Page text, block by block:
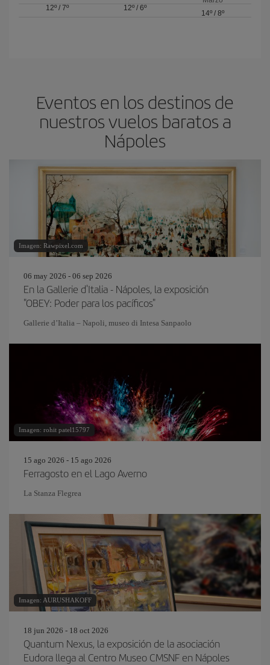
12º /7º 12º / 6º
14º/ 8º
Eventos en los destinos de
nuestros vuelos baratos a
Nápoles
Imagen: Rawpixel.com
06 may 2026 - 06 sep 2026
En la Gallerie d'Italia - Nápoles, la exposición
"OBEY: Poder para los pacíficos"
Gallerie d’Italia – Napoli, museo di Intesa Sanpaolo
Imagen: rohit patel15797
15 ago 2026 - 15 ago 2026
Ferragosto en el Lago Averno
La Stanza Flegrea
Imagen: AURUSHAKOFF
18 jun 2026 - 18 oct 2026
Quantum Nexus, la exposición de la asociación
Eudora llega al Centro Museo CMSNF en Nápoles